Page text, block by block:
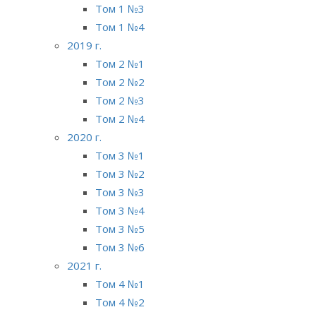
Том 1 №3
Том 1 №4
2019 г.
Том 2 №1
Том 2 №2
Том 2 №3
Том 2 №4
2020 г.
Том 3 №1
Том 3 №2
Том 3 №3
Том 3 №4
Том 3 №5
Том 3 №6
2021 г.
Том 4 №1
Том 4 №2